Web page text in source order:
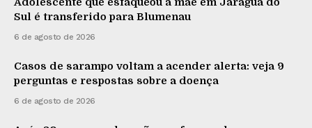
Sul é transferido para Blumenau
6 de agosto de 2026
Casos de sarampo voltam a acender alerta: veja 9
perguntas e respostas sobre a doença
6 de agosto de 2026